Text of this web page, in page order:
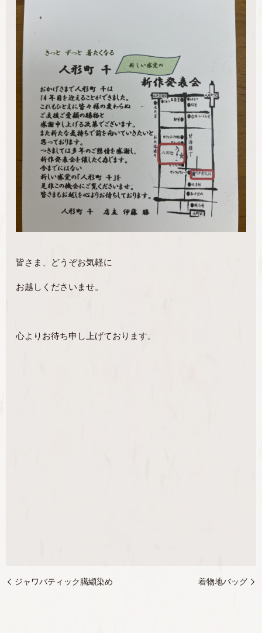
皆さま、どうぞお気軽に
お越しくださいませ。
心よりお待ち申し上げております。
ジャワバティック臈纈染め 着物地バッグ